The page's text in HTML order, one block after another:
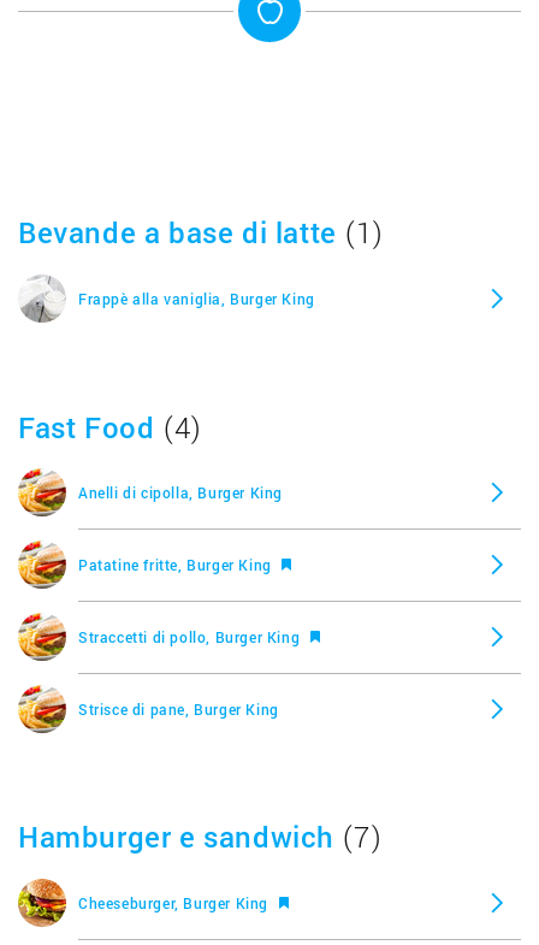
Bevande a base di latte (1)
Frappè alla vaniglia, Burger King
Fast Food (4)
Anelli di cipolla, Burger King
Patatine fritte, Burger King
Straccetti di pollo, Burger King
Strisce di pane, Burger King
Hamburger e sandwich (7)
Cheeseburger, Burger King